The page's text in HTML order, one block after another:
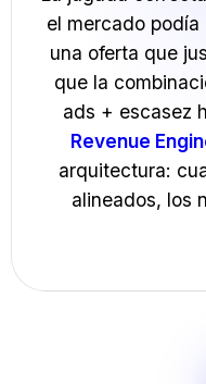
el mercado
una oferta que
que la
ads + escasez
Revenue
arquitectura:
alineados, los